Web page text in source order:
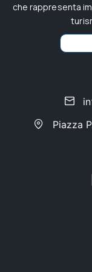
che rappresenta
Piazza